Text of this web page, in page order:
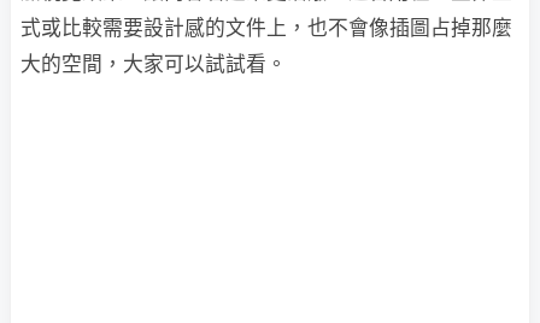
式或比較需要設計感的文件上，也不會像插圖占掉那麼
大的空間，大家可以試試看。